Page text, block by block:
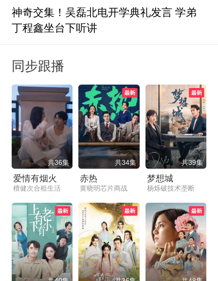
神奇交集！吴磊北电开学典礼发言 学弟
丁程鑫坐台下听讲
同步跟播
共36集
爱情有烟火
檀健次合租生活
共34集
赤热
黄晓明芯片商战
共39集
梦想城
杨烁破技术垄断